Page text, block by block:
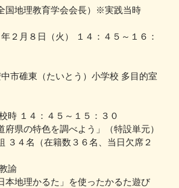
国地理教育学会会長）※実践当時
年２月８日（火） １４：４５～１６：
中市碓東（たいとう）小学校 多目的室
時 １４：４５～１５：３０
県の特色を調べよう」（特設単元）
３４名（在籍数３６名、当日欠席２
諭
地理かるた」を使ったかるた遊び